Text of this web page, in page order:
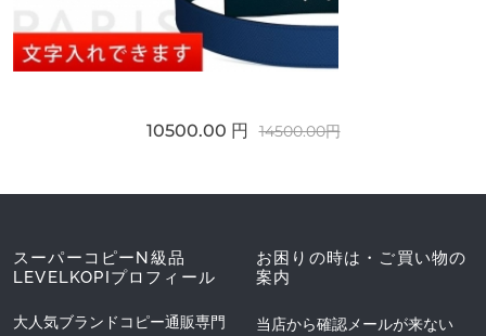
10500.00 円 14500.00円
スーパーコピーN級品
LEVELKOPIプロフィール
大人気ブランドコピー通販専門
お困りの時は・ご買い物の
案内
当店から確認メールが来ない